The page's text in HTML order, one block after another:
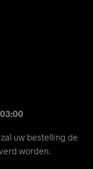
uw bestelling de
worden.